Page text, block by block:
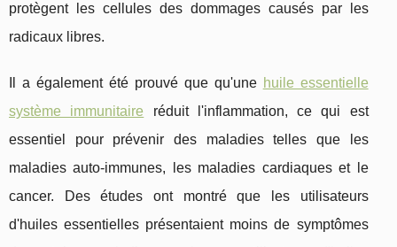
protègent les cellules des dommages causés par les
radicaux libres.
Il a également été prouvé que qu'une huile essentielle
système immunitaire réduit l'inflammation, ce qui est
essentiel pour prévenir des maladies telles que les
maladies auto-immunes, les maladies cardiaques et le
cancer. Des études ont montré que les utilisateurs
d'huiles essentielles présentaient moins de symptômes